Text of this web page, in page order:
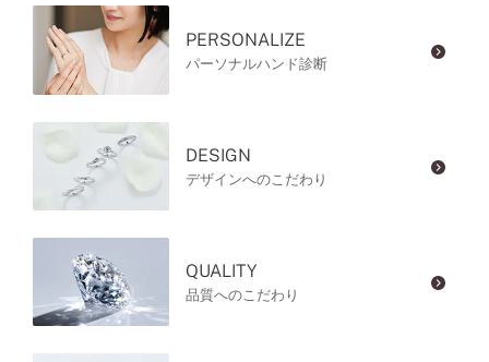
PERSONALIZE
パーソナルハンド診断
DESIGN
デザインへのこだわり
QUALITY
品質へのこだわり